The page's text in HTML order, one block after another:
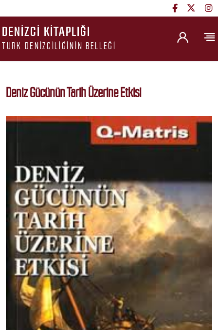
DENIZCI KITAPLIĞI
TÜRK DENIZCILIĞININ BELLEĞI
Deniz Gücünün Tarih Üzerine Etkisi